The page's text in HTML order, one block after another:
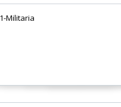
Militaria‎